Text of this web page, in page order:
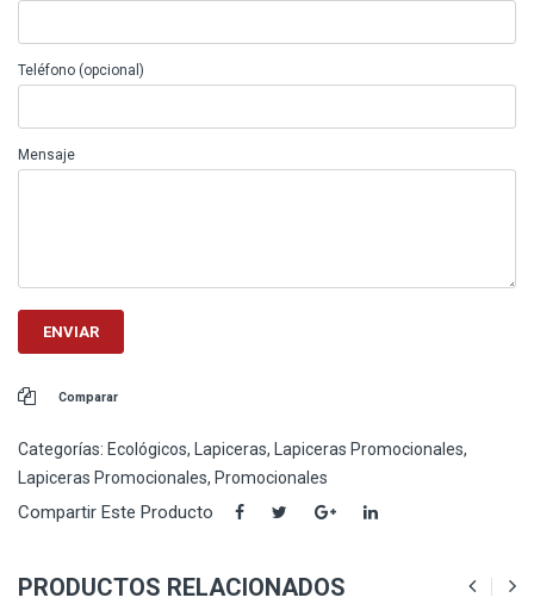
Teléfono (opcional)
Mensaje
Comparar
Categorías: Ecológicos, Lapiceras, Lapiceras Promocionales,
Lapiceras Promocionales, Promocionales
Compartir Este Producto
PRODUCTOS RELACIONADOS